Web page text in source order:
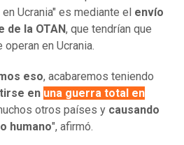
Ucrania" es mediante el envío
de la OTAN, que tendrían que
en Ucrania.
eso, acabaremos teniendo
en una guerra total en
otros países y causando
humano", afirmó.